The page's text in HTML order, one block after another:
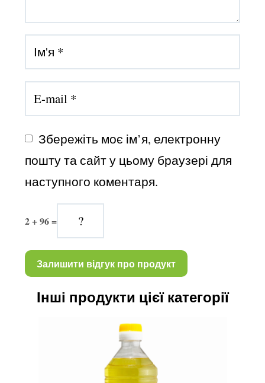
Збережіть моє ім’я, електронну
пошту та сайт у цьому браузері для
наступного коментаря.
2 + 96 =
Інші продукти цієї категорії